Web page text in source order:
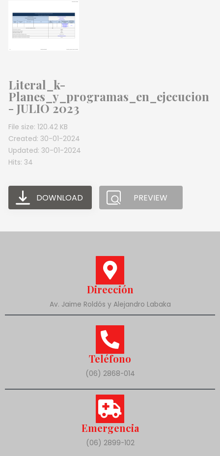
Literal_k-
Planes_y_programas_en_ejecucion
- JULIO 2023
File size: 120.42 KB
Created: 30-01-2024
Updated: 30-01-2024
Hits: 34
DOWNLOAD PREVIEW
Dirección
Av. Jaime Roldós y Alejandro Labaka
Teléfono
(06) 2868-014
Emergencia
(06) 2899-102